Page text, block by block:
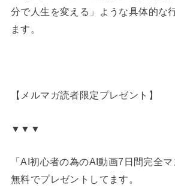
分で人生を変える」ような具体的な
ます。
【メルマガ読者限定プレゼント】
▼▼▼
「AI初心者の為のAI動画7日間完全
無料でプレゼントしてます。